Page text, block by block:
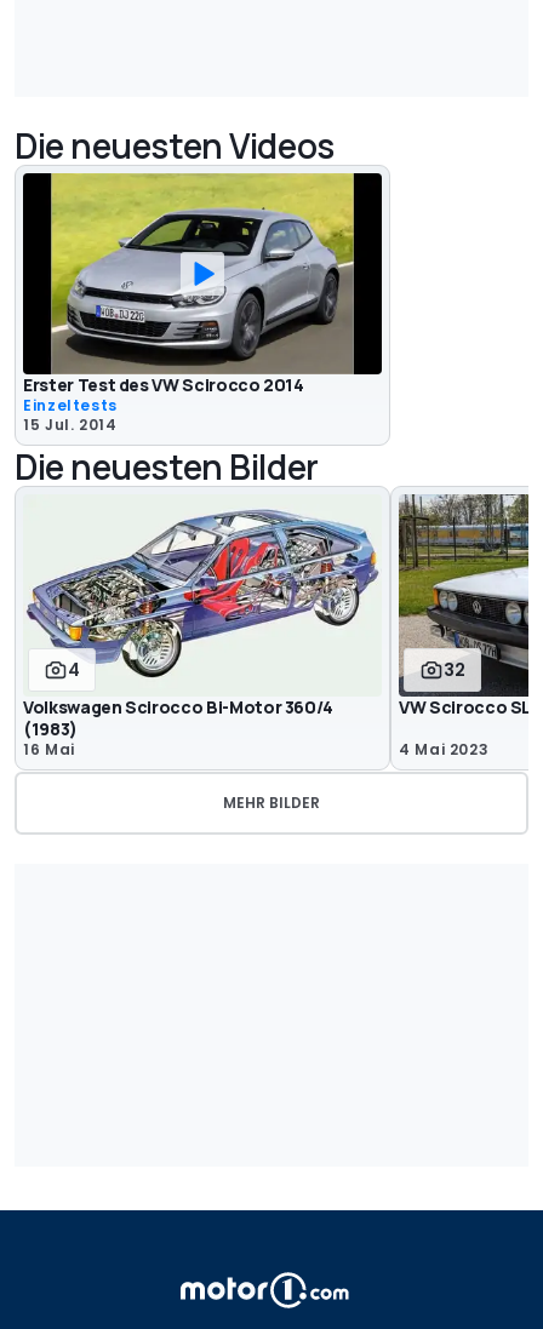
Die neuesten Videos
Erster Test des VW Scirocco 2014
Einzeltests
15 Jul. 2014
Die neuesten Bilder
4
Volkswagen Scirocco Bi-Motor 360/4
(1983)
16 Mai
32
VW Scirocco SL
4 Mai 2023
MEHR BILDER